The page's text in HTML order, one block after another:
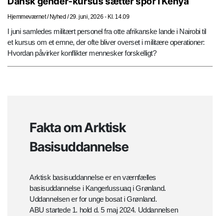
Hjemmeværnet / Nyhed /29. juni, 2026 - Kl. 14.09
I juni samledes militært personel fra otte afrikanske lande i Nairobi til
et kursus om et emne, der ofte bliver overset i militære operationer:
Hvordan påvirker konflikter mennesker forskelligt?
Fakta om Arktisk
Basisuddannelse
Arktisk basisuddannelse er en værnfælles
basisuddannelse i Kangerlussuaq i Grønland.
Uddannelsen er for unge bosat i Grønland.
ABU startede 1. hold d. 5 maj 2024. Uddannelsen